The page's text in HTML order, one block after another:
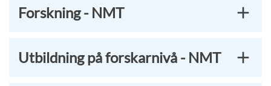
Forskning - NMT
Utbildning på forskarnivå - NMT